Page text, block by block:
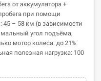
от аккумулятора +
при помощи
45 – 58 км (в зависимости
угол подъёма,
мотор колеса: до 21%
полезная нагрузка: 100